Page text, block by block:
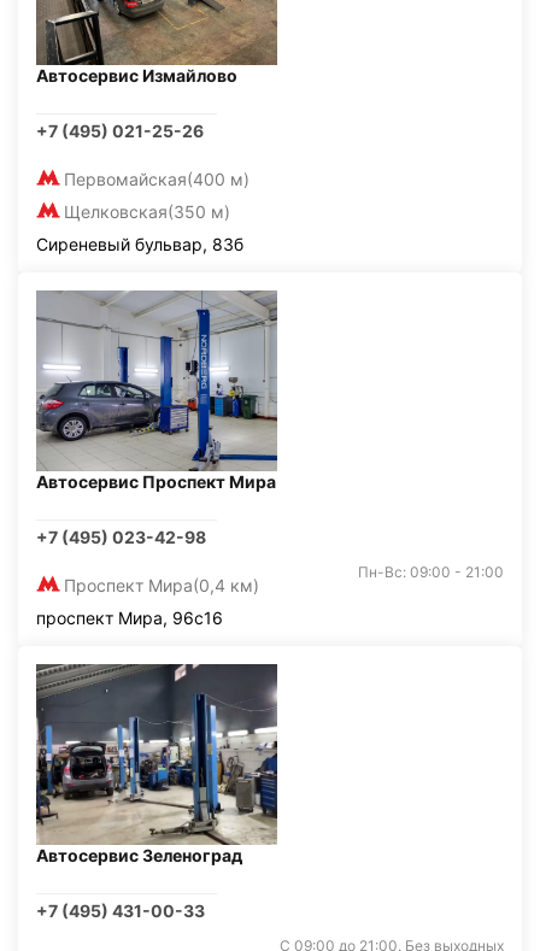
Автосервис Измайлово
+7 (495) 021-25-26
Первомайская(400 м)
Щелковская(350 м)
Сиреневый бульвар, 83б
Автосервис Проспект Мира
+7 (495) 023-42-98
Проспект Мира(0,4 км)
Пн-Вс: 09:00 - 21:00
проспект Мира, 96с16
Автосервис Зеленоград
+7 (495) 431-00-33
С 09:00 до 21:00. Без выходных